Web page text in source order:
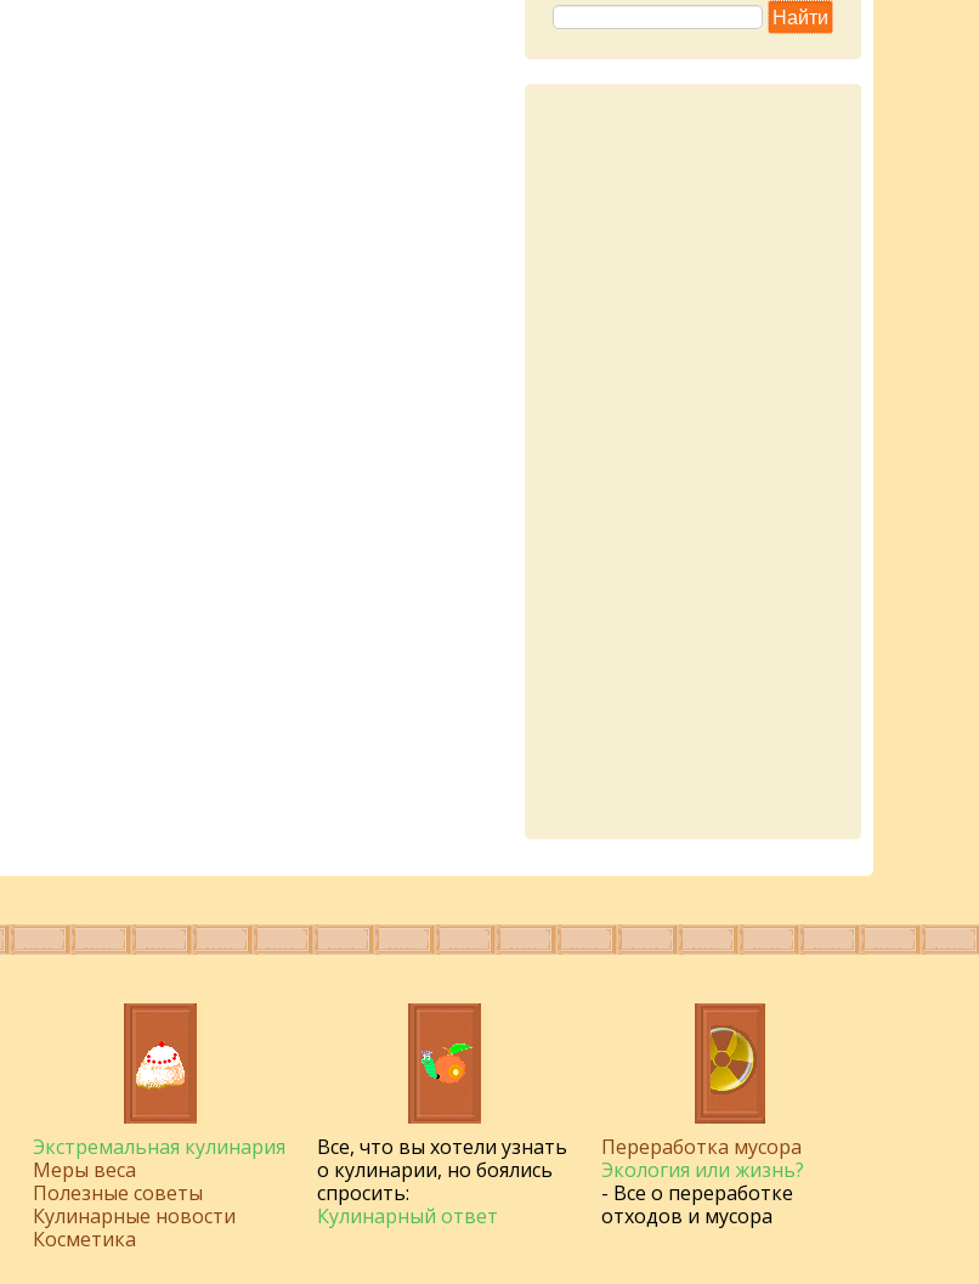
Экстремальная кулинария
Меры веса
Полезные советы
Кулинарные новости
Косметика
Все, что вы хотели узнать
о кулинарии, но боялись
спросить:
Кулинарный ответ
Переработка мусора
Экология или жизнь?
- Все о переработке
отходов и мусора